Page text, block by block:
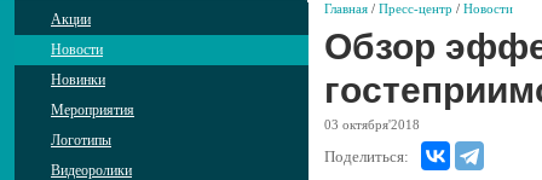
Акции
Новости
Новинки
Мероприятия
Логотипы
Видеоролики
Главная / Пресс-центр / Новости
Обзор
03 октября'2018
Поделиться: